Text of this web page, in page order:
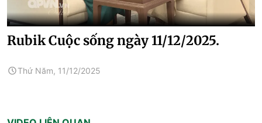
Rubik Cuộc sống ngày 11/12/2025.
Thứ Năm, 11/12/2025